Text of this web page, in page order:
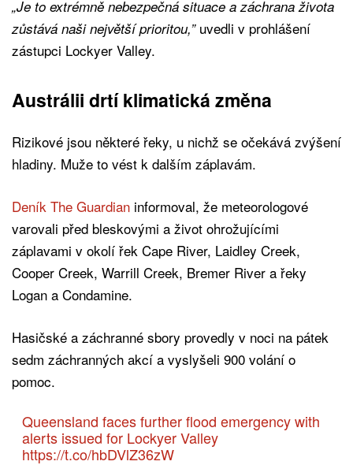
„Je to extrémně nebezpečná situace a záchrana života
zůstává naši největší prioritou,”uvedli v prohlášení
zástupci Lockyer Valley.
Austrálii drtí klimatická změna
Rizikové jsou některé řeky, u nichž se očekává zvýšení
hladiny. Muže to vést k dalším záplavám.
Deník The Guardian informoval, že meteorologové
varovali před bleskovými a život ohrožujícími
záplavami v okolí řek Cape River, Laidley Creek,
Cooper Creek, Warrill Creek, Bremer River a řeky
Logan a Condamine.
Hasičské a záchranné sbory provedly v noci na pátek
sedm záchranných akcí a vyslyšeli 900 volání o
pomoc.
Queensland faces further flood emergency with
alerts issued for Lockyer Valley
https://t.co/hbDVlZ36zW